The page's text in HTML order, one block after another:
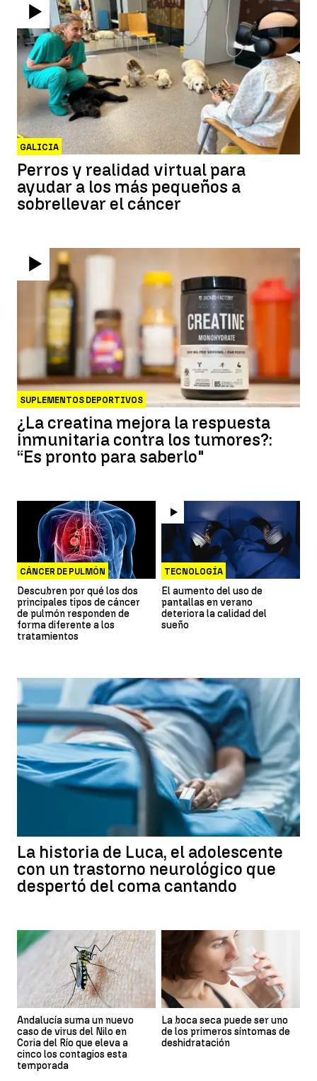
GALICIA
Perros y realidad virtual para
ayudar a los más pequeños a
sobrellevar el cáncer
SUPLEMENTOS DEPORTIVOS
¿La creatina mejora la respuesta
inmunitaria contra los tumores?:
“Es pronto para saberlo"
CÁNCER DE PULMÓN
Descubren por qué los dos
principales tipos de cáncer
de pulmón responden de
forma diferente a los
tratamientos
TECNOLOGÍA
El aumento del uso de
pantallas en verano
deteriora la calidad del
sueño
La historia de Luca, el adolescente
con un trastorno neurológico que
despertó del coma cantando
Andalucía suma un nuevo
caso de virus del Nilo en
Coria del Río que eleva a
cinco los contagios esta
temporada
La boca seca puede ser uno
de los primeros síntomas de
deshidratación